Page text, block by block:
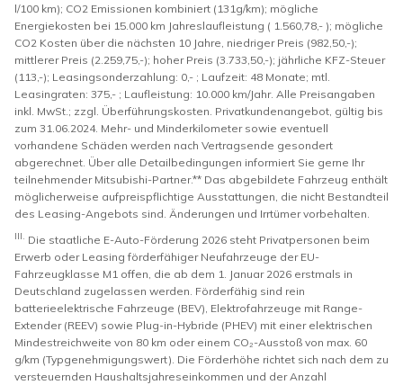
l/100 km); CO2 Emissionen kombiniert (131g/km); mögliche
Energiekosten bei 15.000 km Jahreslaufleistung ( 1.560,78,- ); mögliche
CO2 Kosten über die nächsten 10 Jahre, niedriger Preis (982,50,-);
mittlerer Preis (2.259,75,-); hoher Preis (3.733,50,-); jährliche KFZ-Steuer
(113,-); Leasingsonderzahlung: 0,- ; Laufzeit: 48 Monate; mtl.
Leasingraten: 375,- ; Laufleistung: 10.000 km/Jahr. Alle Preisangaben
inkl. MwSt.; zzgl. Überführungskosten. Privatkundenangebot, gültig bis
zum 31.06.2024. Mehr- und Minderkilometer sowie eventuell
vorhandene Schäden werden nach Vertragsende gesondert
abgerechnet. Über alle Detailbedingungen informiert Sie gerne Ihr
teilnehmender Mitsubishi-Partner.** Das abgebildete Fahrzeug enthält
möglicherweise aufpreispflichtige Ausstattungen, die nicht Bestandteil
des Leasing-Angebots sind. Änderungen und Irrtümer vorbehalten.
III. Die staatliche E-Auto-Förderung 2026 steht Privatpersonen beim
Erwerb oder Leasing förderfähiger Neufahrzeuge der EU-
Fahrzeugklasse M1 offen, die ab dem 1. Januar 2026 erstmals in
Deutschland zugelassen werden. Förderfähig sind rein
batterieelektrische Fahrzeuge (BEV), Elektrofahrzeuge mit Range-
Extender (REEV) sowie Plug-in-Hybride (PHEV) mit einer elektrischen
Mindestreichweite von 80 km oder einem CO₂-Ausstoß von max. 60
g/km (Typgenehmigungswert). Die Förderhöhe richtet sich nach dem zu
versteuernden Haushaltsjahreseinkommen und der Anzahl